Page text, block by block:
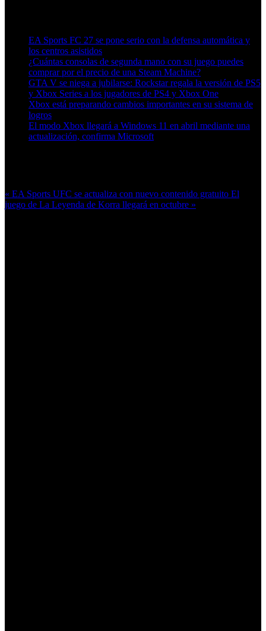
EA Sports FC 27 se pone serio con la defensa automática y
los centros asistidos
¿Cuántas consolas de segunda mano con su juego puedes
comprar por el precio de una Steam Machine?
GTA V se niega a jubilarse: Rockstar regala la versión de PS5
y Xbox Series a los jugadores de PS4 y Xbox One
Xbox está preparando cambios importantes en su sistema de
logros
El modo Xbox llegará a Windows 11 en abril mediante una
actualización, confirma Microsoft
« EA Sports UFC se actualiza con nuevo contenido gratuito El
juego de La Leyenda de Korra llegará en octubre »